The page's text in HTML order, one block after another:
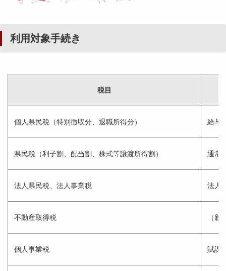
利用対象手続き
税目
個人県民税（特別徴収分、退職所得分） 給与
県民税（利子割、配当割、株式等譲渡所得割） 通常
法人県民税、法人事業税 法人
不動産取得税 （
個人事業税 賦課